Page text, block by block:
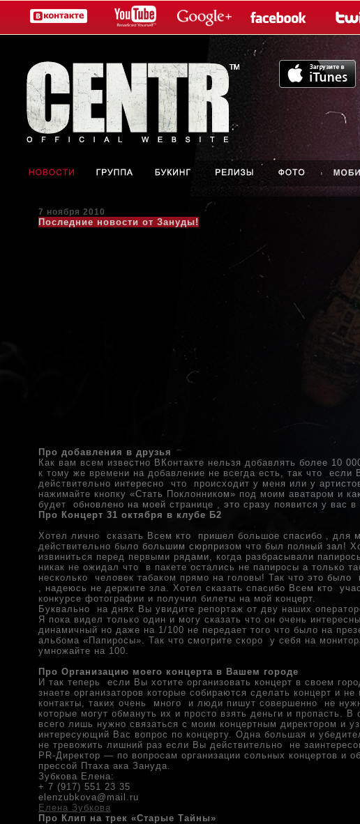
7 ноября 2010
Последние новости от Зануды!
Про добавления в друзья
Как вам всем известно ВКонтакте нельзя добавлять более 10
к тому же времени на добавление не всегда есть, так что если
действительно интересно что происходит у меня или у
нажимайте кнопку «Стать Поклонником» под моим аватаром и
будет обновлено на моей странице , это сразу появится у вас в
Про Концерт 31 октября в клубе Б2
Хотел лично сказать Всем кто пришел большое спасибо , для
действительно было большим сюрпризом что был полный зал!
извиниться перед первыми рядами, когда разбрасывали
никак не ожидал что в пакете остались не папиросы а только
несколько человек табаком прямо на головы! Так что это было
, надеюсь не держите зла. Хотел сказать спасибо Всем кто
конкурсе фотографии и получил билеты на мой концерт.
Буквально на днях Вы увидите репортаж от дву наших
Я пока видел только один и могу сказать что он очень
динамичный но даже на 1/100 не передает того что было на
альбома «Папиросы». Так что смотрите скоро у себя на
умножайте на 100.
Про Организацию моего концерта в Вашем городе
И так теперь если Вы хотите организовать концерт в своем
знаете организаторов которые собираются сделать концерт и не
контакты, таких очень много и люди пишут совершенно не
которые могут обмануть их и просто взять деньги и пропасть.
всего лишь нужно связаться с моим концертным директором и
интересующий Вас вопрос по концерту. Одна большая и
не тревожить лишний раз если Вы действительно не
PR-Директор — по вопросам организации сольных концертов и
прессой Птаха ака Зануда.
Зубкова Елена:
+ 7 (917) 551 23 35
elenzubkova@mail.ru
Елена Зубкова
Про Клип на трек «Старые Тайны»